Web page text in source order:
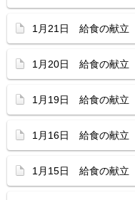
1月21日 給食の献立
1月20日 給食の献立
1月19日 給食の献立
1月16日 給食の献立
1月15日 給食の献立